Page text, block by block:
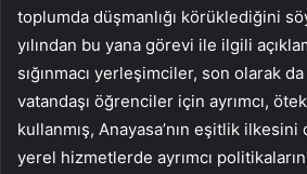
toplumda düşmanlığı körüklediğini
yılından bu yana görevi ile ilgili
sığınmacı yerleşimciler, son olarak
vatandaşı öğrenciler için ayrımcı,
kullanmış, Anayasa’nın eşitlik
yerel hizmetlerde ayrımcı